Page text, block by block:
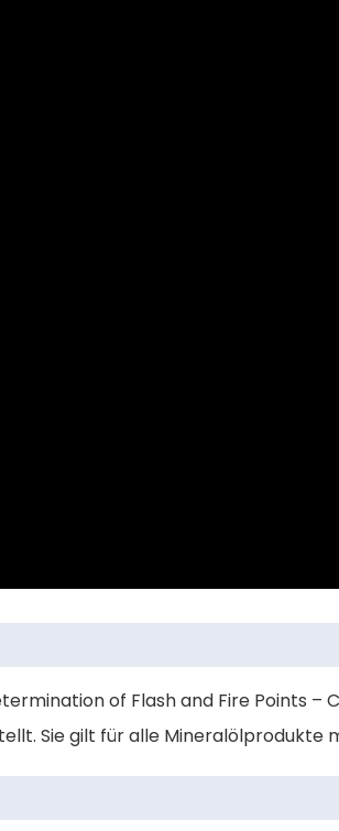
of Flash and Fire Points –
Sie gilt für alle